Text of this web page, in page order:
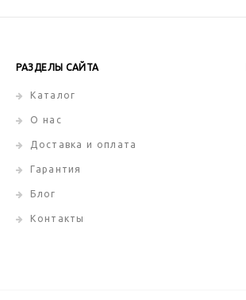
РАЗДЕЛЫ САЙТА
Каталог
О нас
Доставка и оплата
Гарантия
Блог
Контакты